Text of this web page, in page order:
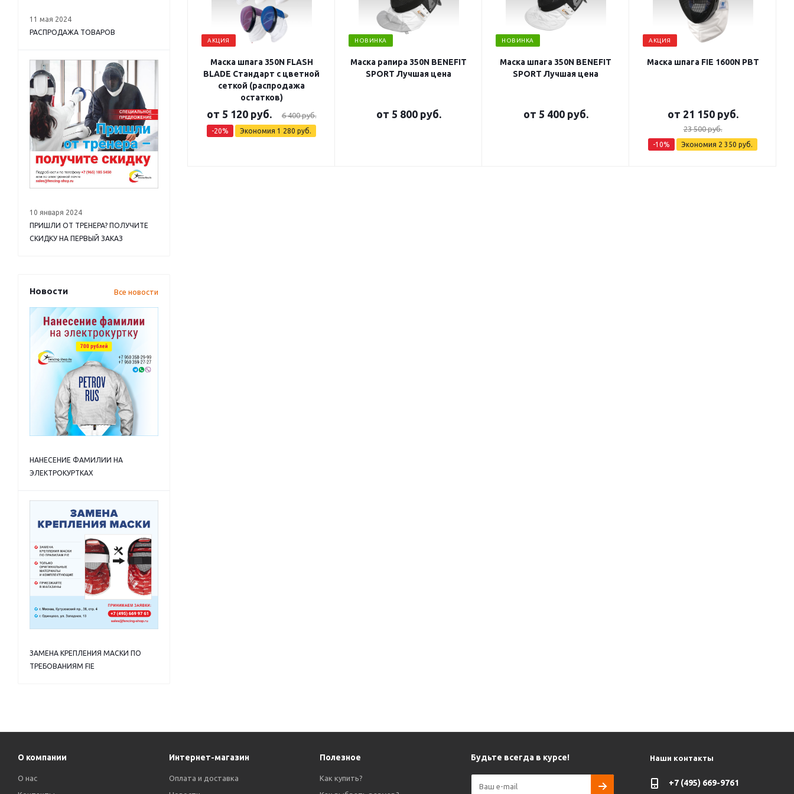
АКЦИЯ
Маска шпага 350N FLASH
BLADE Стандарт с цветной
сеткой (распродажа
остатков)
от 5 120 руб. 6 400 руб.
-20% Экономия 1 280 руб.
НОВИНКА
Маска рапира 350N BENEFIT
SPORT Лучшая цена
от 5 800 руб.
НОВИНКА
Маска шпага 350N BENEFIT
SPORT Лучшая цена
от 5 400 руб.
АКЦИЯ
Маска шпага FIE 1600N PBT
от 21 150 руб.
23 500 руб.
-10% Экономия 2 350 руб.
11 мая 2024
РАСПРОДАЖА ТОВАРОВ
10 января 2024
ПРИШЛИ ОТ ТРЕНЕРА? ПОЛУЧИТЕ
СКИДКУ НА ПЕРВЫЙ ЗАКАЗ
Новости Все новости
НАНЕСЕНИЕ ФАМИЛИИ НА
ЭЛЕКТРОКУРТКАХ
ЗАМЕНА КРЕПЛЕНИЯ МАСКИ ПО
ТРЕБОВАНИЯМ FIE
О компании
О нас
Интернет-магазин
Оплата и доставка
Полезное
Как купить?
Будьте всегда в курсе! Наши контакты
+7 (495) 669-9761